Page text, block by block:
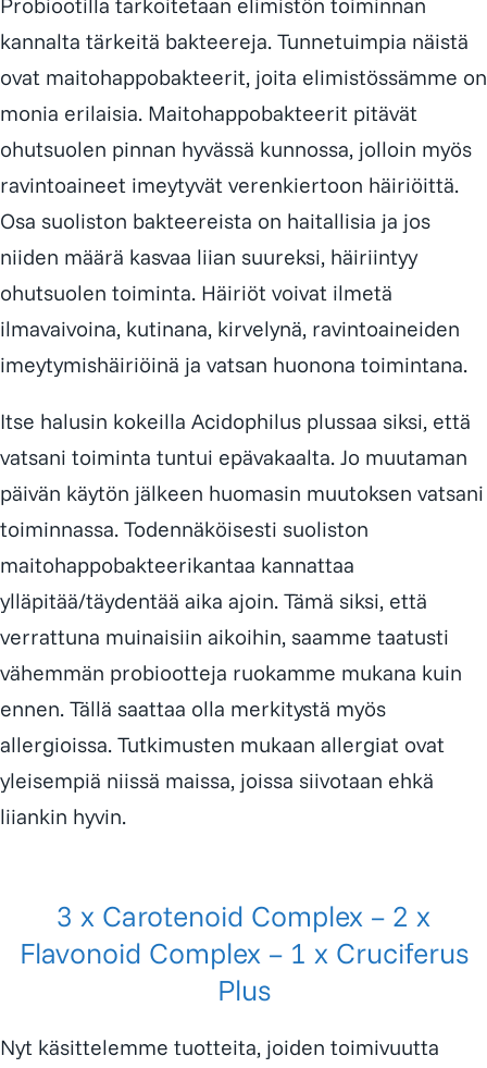
kannalta tärkeitä bakteereja. Tunnetuimpia näistä
ovat maitohappobakteerit, joita elimistössämme on
monia erilaisia. Maitohappobakteerit pitävät
ohutsuolen pinnan hyvässä kunnossa, jolloin myös
ravintoaineet imeytyvät verenkiertoon häiriöittä.
Osa suoliston bakteereista on haitallisia ja jos
niiden määrä kasvaa liian suureksi, häiriintyy
ohutsuolen toiminta. Häiriöt voivat ilmetä
ilmavaivoina, kutinana, kirvelynä, ravintoaineiden
imeytymishäiriöinä ja vatsan huonona toimintana.
Itse halusin kokeilla Acidophilus plussaa siksi, että
vatsani toiminta tuntui epävakaalta. Jo muutaman
päivän käytön jälkeen huomasin muutoksen vatsani
toiminnassa. Todennäköisesti suoliston
maitohappobakteerikantaa kannattaa
ylläpitää/täydentää aika ajoin. Tämä siksi, että
verrattuna muinaisiin aikoihin, saamme taatusti
vähemmän probiootteja ruokamme mukana kuin
ennen. Tällä saattaa olla merkitystä myös
allergioissa. Tutkimusten mukaan allergiat ovat
yleisempiä niissä maissa, joissa siivotaan ehkä
liiankin hyvin.
3 x Carotenoid Complex – 2 x
Flavonoid Complex – 1 x Cruciferus
Plus
Nyt käsittelemme tuotteita, joiden toimivuutta